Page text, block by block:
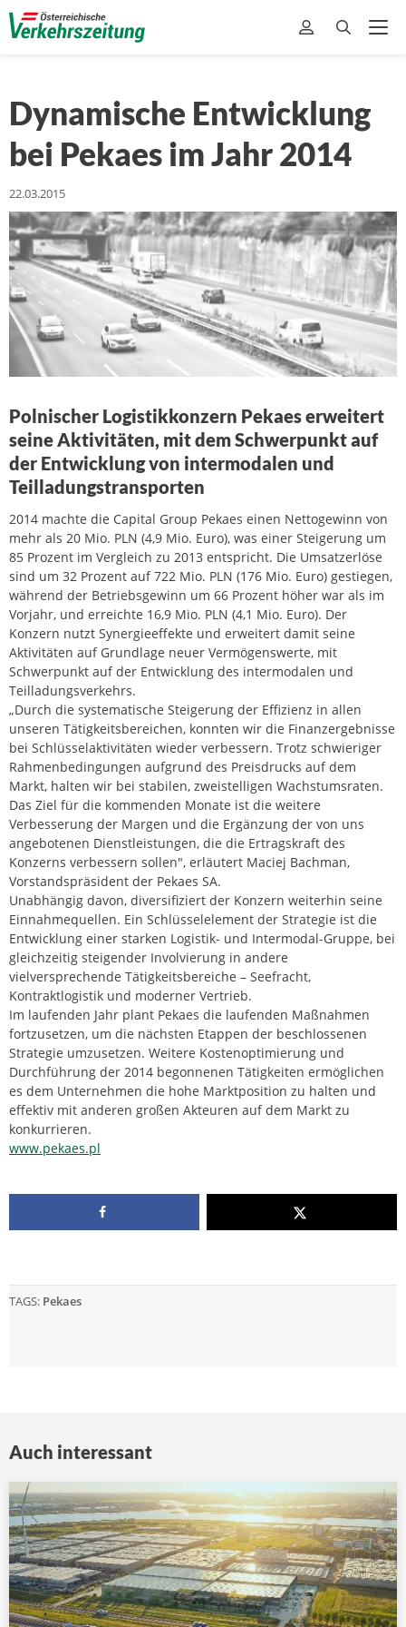
Dynamische Entwicklung
bei Pekaes im Jahr 2014
22.03.2015
Polnischer Logistikkonzern Pekaes erweitert
seine Aktivitäten, mit dem Schwerpunkt auf
der Entwicklung von intermodalen und
Teilladungstransporten
2014 machte die Capital Group Pekaes einen Nettogewinn von
mehr als 20 Mio. PLN (4,9 Mio. Euro), was einer Steigerung um
85 Prozent im Vergleich zu 2013 entspricht. Die Umsatzerlöse
sind um 32 Prozent auf 722 Mio. PLN (176 Mio. Euro) gestiegen,
während der Betriebsgewinn um 66 Prozent höher war als im
Vorjahr, und erreichte 16,9 Mio. PLN (4,1 Mio. Euro). Der
Konzern nutzt Synergieeffekte und erweitert damit seine
Aktivitäten auf Grundlage neuer Vermögenswerte, mit
Schwerpunkt auf der Entwicklung des intermodalen und
Teilladungsverkehrs.
„Durch die systematische Steigerung der Effizienz in allen
unseren Tätigkeitsbereichen, konnten wir die Finanzergebnisse
bei Schlüsselaktivitäten wieder verbessern. Trotz schwieriger
Rahmenbedingungen aufgrund des Preisdrucks auf dem
Markt, halten wir bei stabilen, zweistelligen Wachstumsraten.
Das Ziel für die kommenden Monate ist die weitere
Verbesserung der Margen und die Ergänzung der von uns
angebotenen Dienstleistungen, die die Ertragskraft des
Konzerns verbessern sollen", erläutert Maciej Bachman,
Vorstandspräsident der Pekaes SA.
Unabhängig davon, diversifiziert der Konzern weiterhin seine
Einnahmequellen. Ein Schlüsselelement der Strategie ist die
Entwicklung einer starken Logistik- und Intermodal-Gruppe, bei
gleichzeitig steigender Involvierung in andere
vielversprechende Tätigkeitsbereiche – Seefracht,
Kontraktlogistik und moderner Vertrieb.
Im laufenden Jahr plant Pekaes die laufenden Maßnahmen
fortzusetzen, um die nächsten Etappen der beschlossenen
Strategie umzusetzen. Weitere Kostenoptimierung und
Durchführung der 2014 begonnenen Tätigkeiten ermöglichen
es dem Unternehmen die hohe Marktposition zu halten und
effektiv mit anderen großen Akteuren auf dem Markt zu
konkurrieren.
www.pekaes.pl
TAGS: Pekaes
Auch interessant